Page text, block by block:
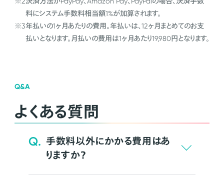
料にシステム手数料相当額1%が加算されます。
※3年払いの1ヶ月あたりの費用。年払いは、12ヶ月まとめてのお支
払いとなります。月払いの費用は1ヶ月あたり19,980円となります。
Q&A
よくある質問
Q. 手数料以外にかかる費用はあ
りますか？